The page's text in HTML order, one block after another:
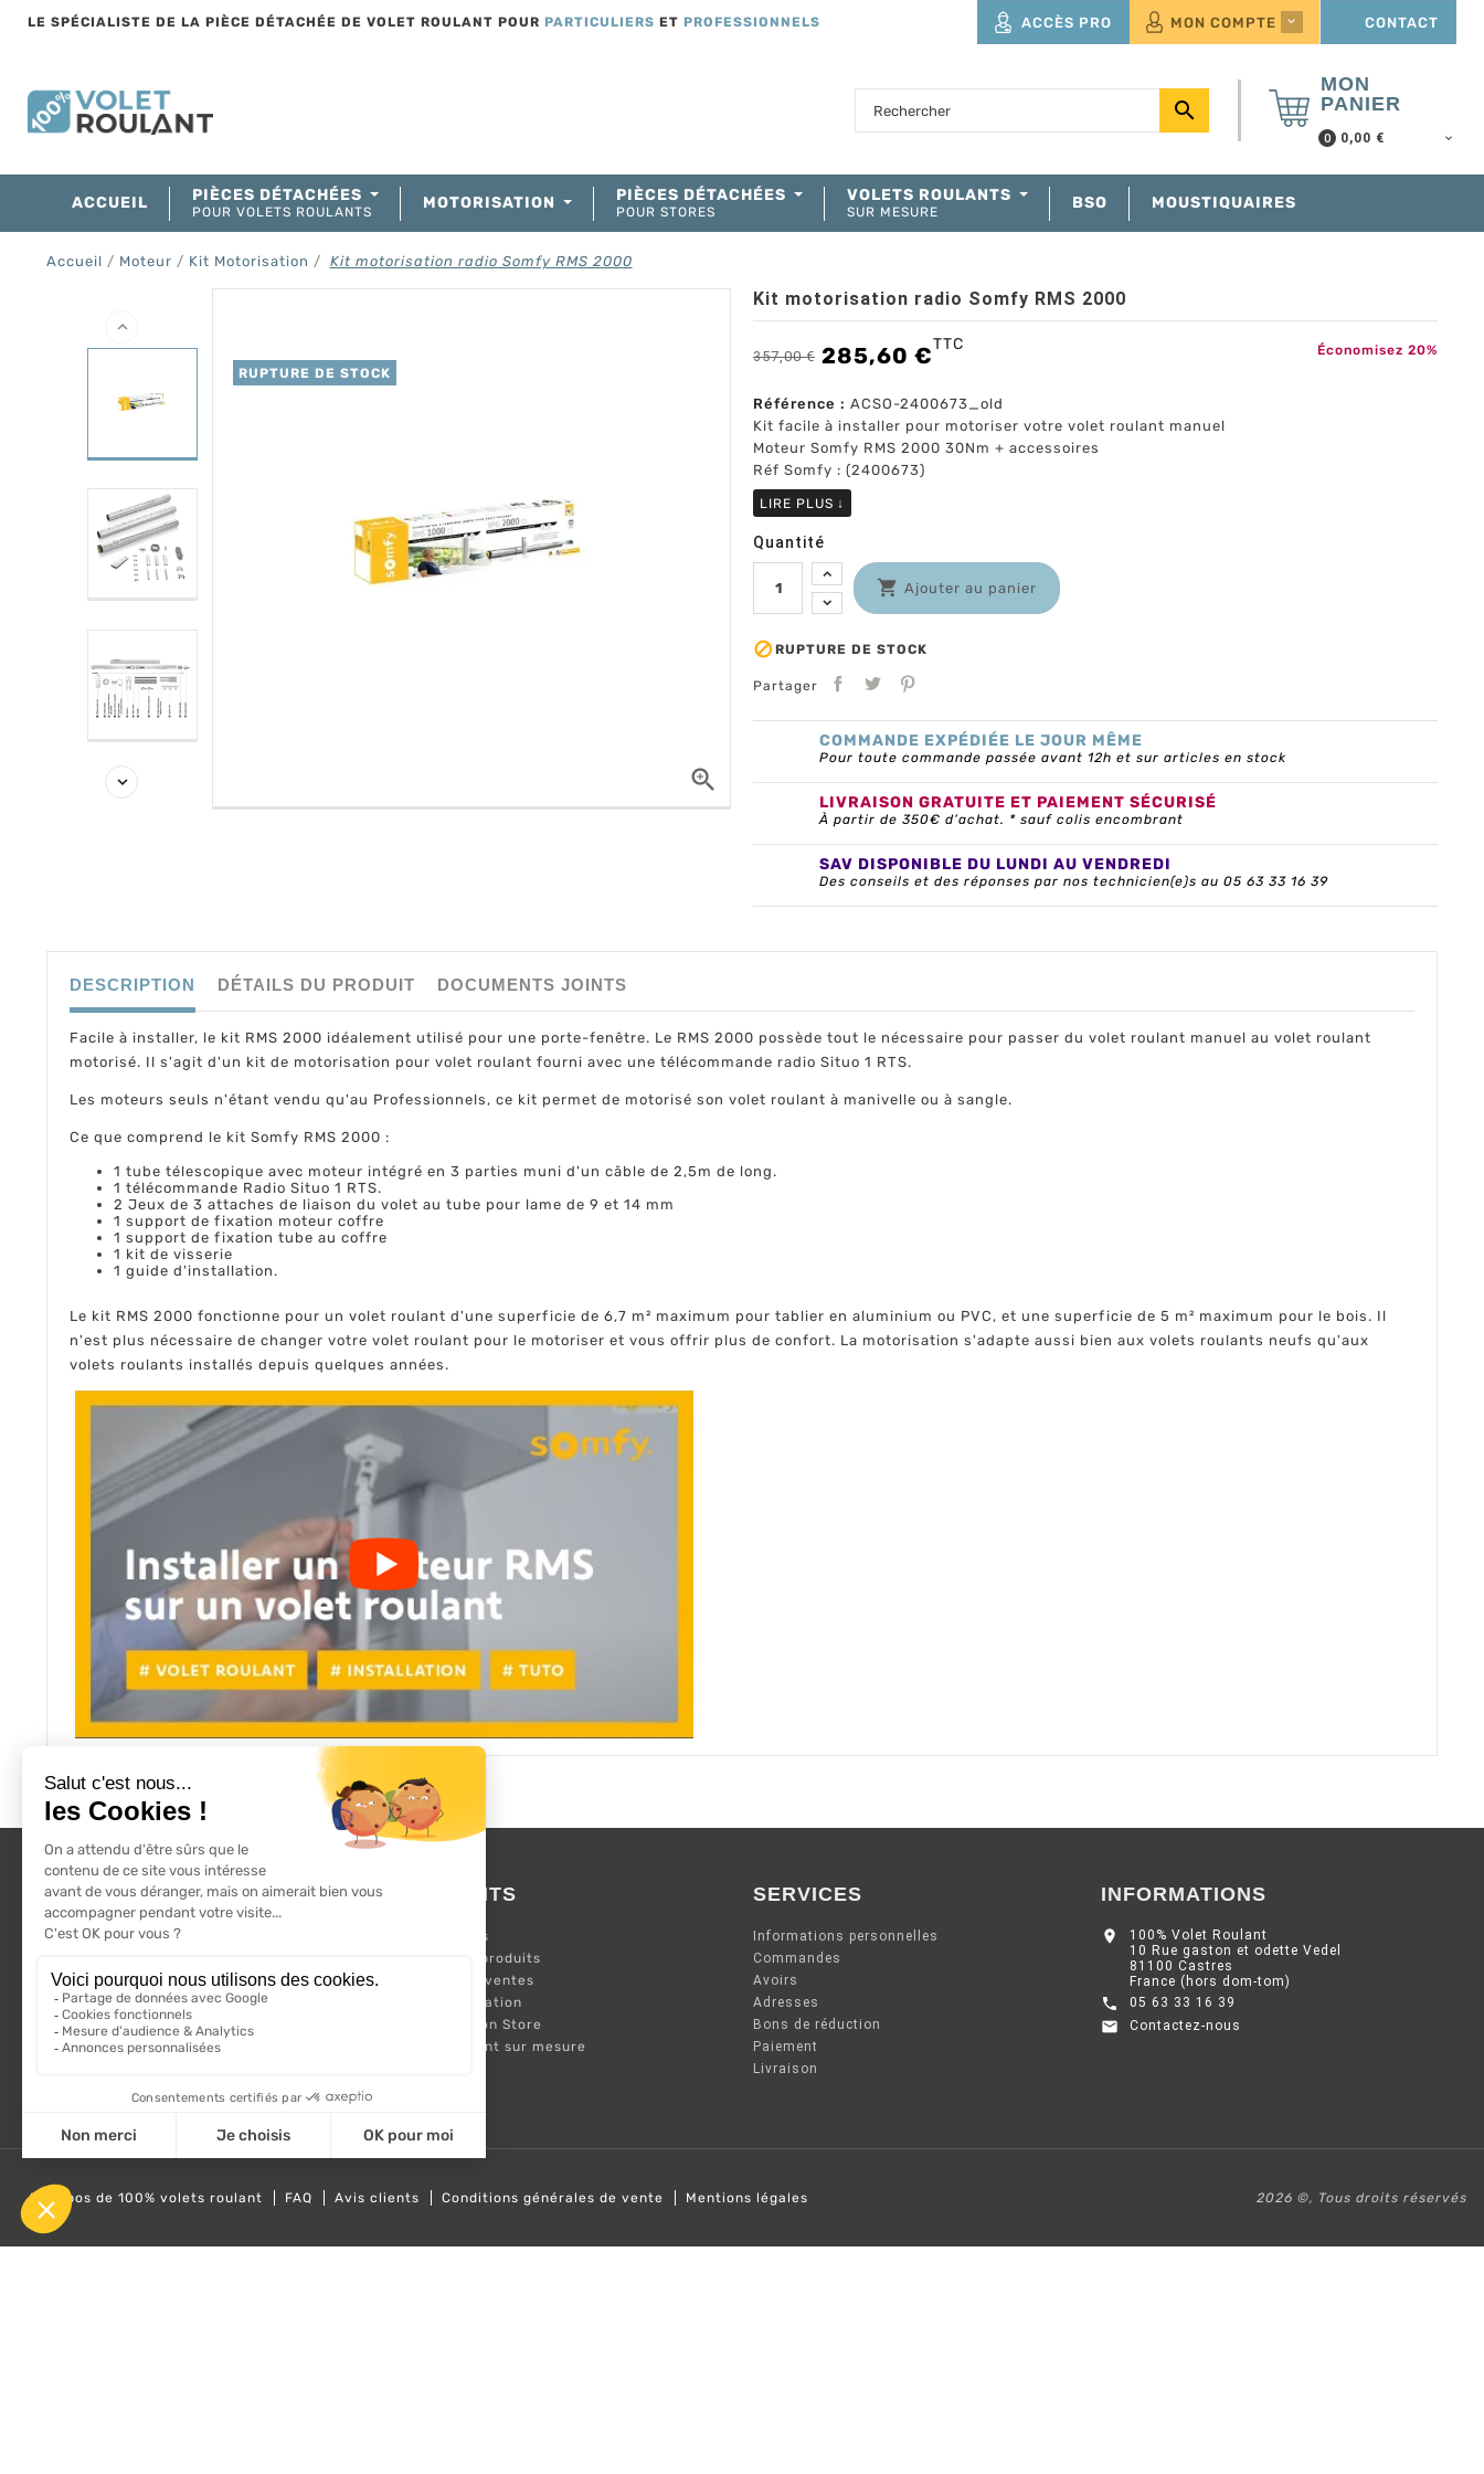
LE SPÉCIALISTE DE LA PIÈCE DÉTACHÉE DE VOLET ROULANT POUR PARTICULIERS ET PROFESSIONNELS ACCÈS PRO MON COMPTE  CONTACT

MON
PANIER
0 0,00 €
ACCUEIL PIÈCES DÉTACHÉES
POUR VOLETS ROULANTS MOTORISATION PIÈCES DÉTACHÉES
POUR STORES
VOLETS ROULANTS
SUR MESURE BSO MOUSTIQUAIRES
Accueil Moteur Kit Motorisation Kit motorisation radio Somfy RMS 2000

RUPTURE DE STOCK


Kit motorisation radio Somfy RMS 2000
357,00 € 285,60 €TTC Économisez 20%
Référence : ACSO-2400673_old
Kit facile à installer pour motoriser votre volet roulant manuel
Moteur Somfy RMS 2000 30Nm + accessoires
Réf Somfy : (2400673)
LIRE PLUS ↓
Quantité
 Ajouter au panier
 RUPTURE DE STOCK
Partager
COMMANDE EXPÉDIÉE LE JOUR MÊME
Pour toute commande passée avant 12h et sur articles en stock
LIVRAISON GRATUITE ET PAIEMENT SÉCURISÉ
À partir de 350€ d’achat. * sauf colis encombrant
SAV DISPONIBLE DU LUNDI AU VENDREDI
Des conseils et des réponses par nos technicien(e)s au 05 63 33 16 39
DESCRIPTION DÉTAILS DU PRODUIT DOCUMENTS JOINTS
Facile à installer, le kit RMS 2000 idéalement utilisé pour une porte-fenêtre. Le RMS 2000 possède tout le nécessaire pour passer du volet roulant manuel au volet roulant
motorisé. Il s'agit d'un kit de motorisation pour volet roulant fourni avec une télécommande radio Situo 1 RTS.
Les moteurs seuls n'étant vendu qu'au Professionnels, ce kit permet de motorisé son volet roulant à manivelle ou à sangle.
Ce que comprend le kit Somfy RMS 2000 :
1 tube télescopique avec moteur intégré en 3 parties muni d'un câble de 2,5m de long.
1 télécommande Radio Situo 1 RTS.
2 Jeux de 3 attaches de liaison du volet au tube pour lame de 9 et 14 mm
1 support de fixation moteur coffre
1 support de fixation tube au coffre
1 kit de visserie
1 guide d'installation.
Le kit RMS 2000 fonctionne pour un volet roulant d'une superficie de 6,7 m² maximum pour tablier en aluminium ou PVC, et une superficie de 5 m² maximum pour le bois. Il
n'est plus nécessaire de changer votre volet roulant pour le motoriser et vous offrir plus de confort. La motorisation s'adapte aussi bien aux volets roulants neufs qu'aux
volets roulants installés depuis quelques années.
L'ACTU 100%
VOLET ROULANT
Suivez-nous sur les réseaux sociaux.
PRODUITS
Promotions
Nouveaux produits
Meilleures ventes
Kit Motorisation
Motorisation Store
Volet roulant sur mesure
SERVICES
Informations personnelles
Commandes
Avoirs
Adresses
Bons de réduction
Paiement
Livraison
INFORMATIONS

100% Volet Roulant
10 Rue gaston et odette Vedel
81100 Castres
France (hors dom-tom)
 05 63 33 16 39
 Contactez-nous
A propos de 100% volets roulant FAQ Avis clients Conditions générales de vente Mentions légales 2026 ©, Tous droits réservés